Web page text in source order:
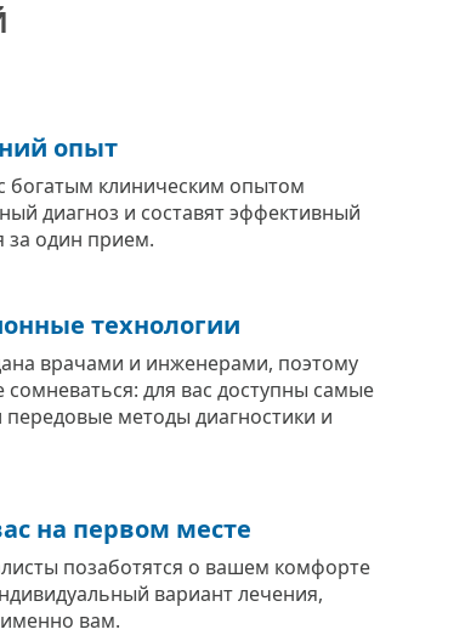
опыт
богатым клиническим опытом
диагноз и составят эффективный
за один прием.
технологии
врачами и инженерами, поэтому
для вас доступны самые
передовые методы диагностики и
на первом месте
позаботятся о вашем комфорте
вариант лечения,
вам.